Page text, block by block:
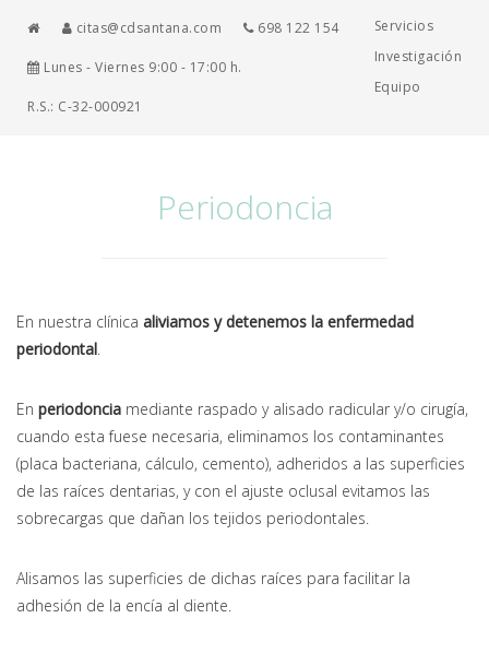
citas@cdsantana.com 698 122 154
Lunes - Viernes 9:00 - 17:00 h.
R.S.: C-32-000921
Servicios
Investigación
Equipo
Periodoncia
En nuestra clínica aliviamos y detenemos la enfermedad
periodontal.
En periodoncia mediante raspado y alisado radicular y/o cirugía,
cuando esta fuese necesaria, eliminamos los contaminantes
(placa bacteriana, cálculo, cemento), adheridos a las superficies
de las raíces dentarias, y con el ajuste oclusal evitamos las
sobrecargas que dañan los tejidos periodontales.
Alisamos las superficies de dichas raíces para facilitar la
adhesión de la encía al diente.